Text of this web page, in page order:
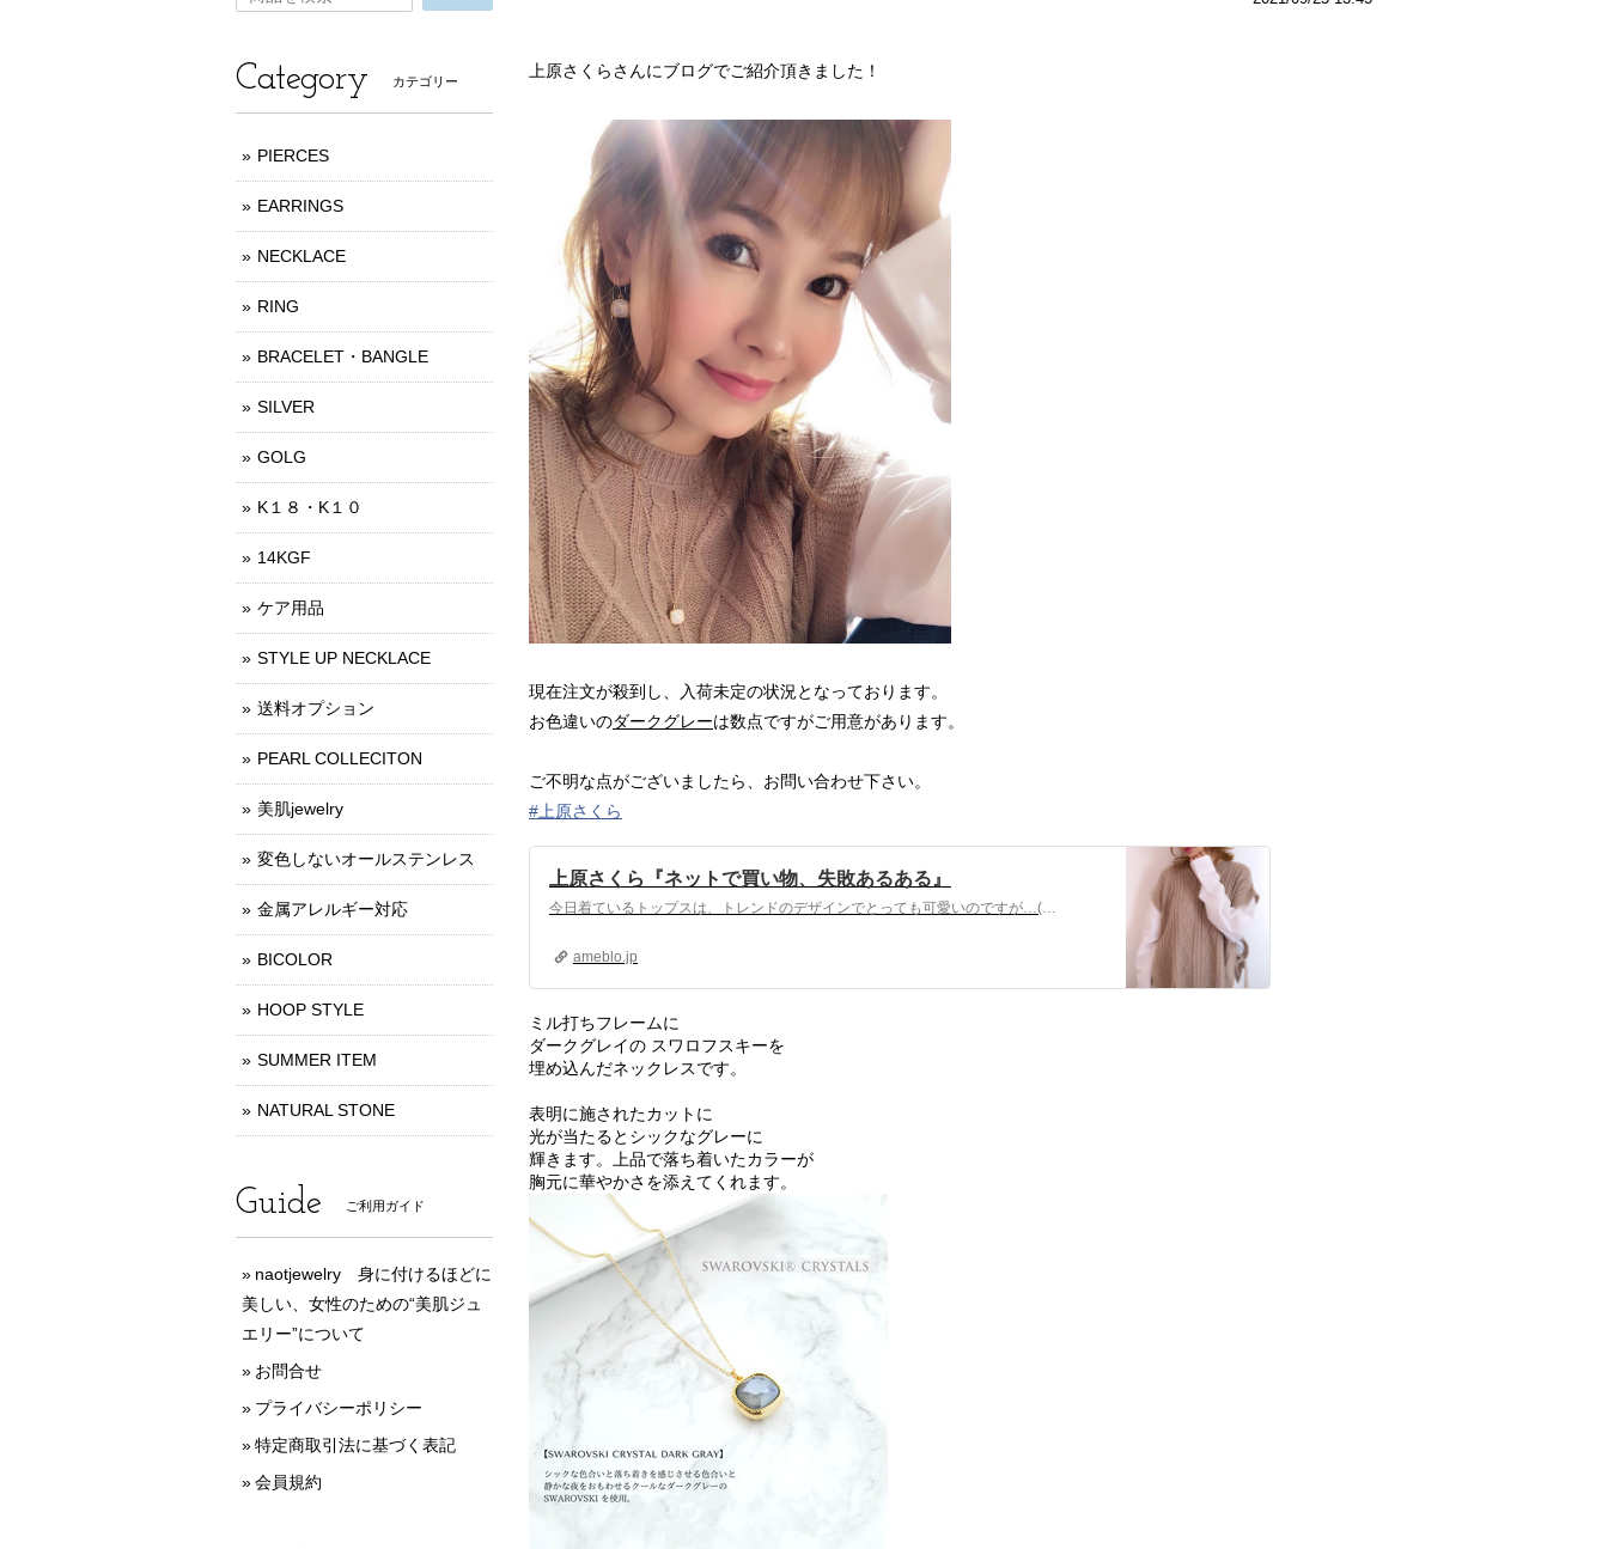
上原さくらさんにブログでご紹介頂きました！
現在注文が殺到し、入荷未定の状況となっております。
お色違いのダークグレーは数点ですがご用意があります。
ご不明な点がございましたら、お問い合わせ下さい。
# 上原さくら
上原さくら『ネットで買い物、失敗あるある』
今日着ているトップスは、トレンドのデザインでとっても可愛いのですが…(重ね着風の1枚です。サイドはリボン結びでも、ゆるくかけて垂らしても)これが届いた時はやっ…
ameblo.jp
ミル打ちフレームに
ダークグレイの スワロフスキーを
埋め込んだネックレスです。
表明に施されたカットに
光が当たるとシックなグレーに
輝きます。上品で落ち着いたカラーが
胸元に華やかさを添えてくれます。
Category カテゴリー
PIERCES
EARRINGS
NECKLACE
RING
BRACELET・BANGLE
SILVER
GOLG
K１８・K１０
14KGF
ケア用品
STYLE UP NECKLACE
送料オプション
PEARL COLLECITON
美肌jewelry
変色しないオールステンレス
金属アレルギー対応
BICOLOR
HOOP STYLE
SUMMER ITEM
NATURAL STONE
Guide ご利用ガイド
naotjewelry 身に付けるほどに
美しい、女性のための“美肌ジュ
エリー”について
お問合せ
プライバシーポリシー
特定商取引法に基づく表記
会員規約